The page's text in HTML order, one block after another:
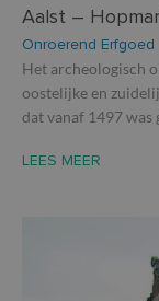
Aalst –
Onroerend Erfgoed
Het archeologisch
oostelijke en
dat vanaf 1497 was
LEES MEER